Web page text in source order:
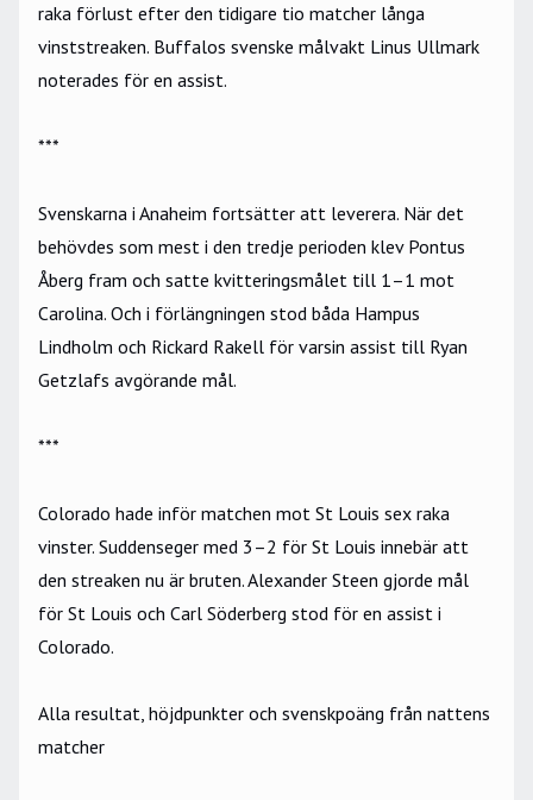
raka förlust efter den tidigare tio matcher långa
vinststreaken. Buffalos svenske målvakt Linus Ullmark
noterades för en assist.
***
Svenskarna i Anaheim fortsätter att leverera. När det
behövdes som mest i den tredje perioden klev Pontus
Åberg fram och satte kvitteringsmålet till 1–1 mot
Carolina. Och i förlängningen stod båda Hampus
Lindholm och Rickard Rakell för varsin assist till Ryan
Getzlafs avgörande mål.
***
Colorado hade inför matchen mot St Louis sex raka
vinster. Suddenseger med 3–2 för St Louis innebär att
den streaken nu är bruten. Alexander Steen gjorde mål
för St Louis och Carl Söderberg stod för en assist i
Colorado.
Alla resultat, höjdpunkter och svenskpoäng från nattens
matcher